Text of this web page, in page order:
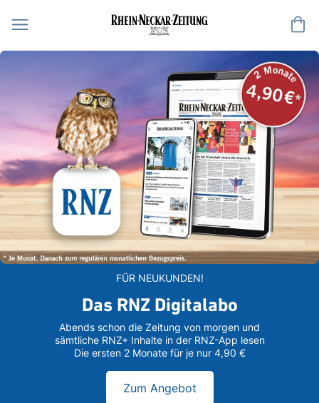
FÜR NEUKUNDEN!
Das RNZ Digitalabo
Abends schon die Zeitung von morgen und
sämtliche RNZ+ Inhalte in der RNZ-App lesen
Die ersten 2 Monate für je nur 4,90 €
Zum Angebot